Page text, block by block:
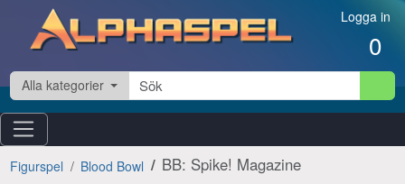
Hoppa till innehåll Logga in
0
Alla kategorier
Figurspel Blood Bowl BB: Spike! Magazine